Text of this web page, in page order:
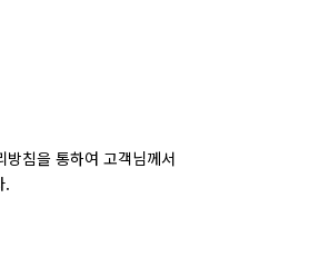
침을 통하여 고객님께서
.